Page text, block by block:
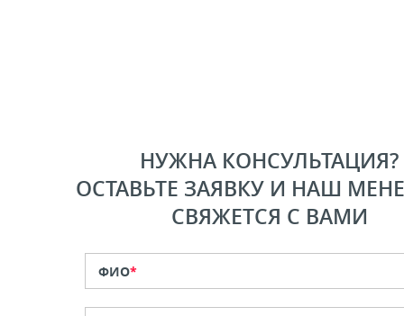
НУЖНА КОНСУЛЬТАЦИЯ?
ОСТАВЬТЕ ЗАЯВКУ И НАШ
СВЯЖЕТСЯ С ВАМИ
ФИО*